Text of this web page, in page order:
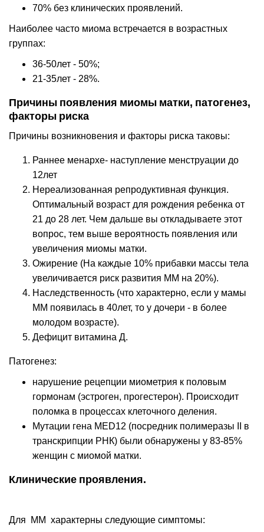
70% без клинических проявлений.
Наиболее часто миома встречается в возрастных
группах:
36-50лет - 50%;
21-35лет - 28%.
Причины появления миомы матки, патогенез,
факторы риска
Причины возникновения и факторы риска таковы:
Раннее менархе- наступление менструации до
12лет
Нереализованная репродуктивная функция.
Оптимальный возраст для рождения ребенка от
21 до 28 лет. Чем дальше вы откладываете этот
вопрос, тем выше вероятность появления или
увеличения миомы матки.
Ожирение (На каждые 10% прибавки массы тела
увеличивается риск развития ММ на 20%).
Наследственность (что характерно, если у мамы
ММ появилась в 40лет, то у дочери - в более
молодом возрасте).
Дефицит витамина Д.
Патогенез:
нарушение рецепции миометрия к половым
гормонам (эстроген, прогестерон). Происходит
поломка в процессах клеточного деления.
Мутации гена MED12 (посредник полимеразы II в
транскрипции РНК) были обнаружены у 83-85%
женщин с миомой матки.
Клинические проявления.
Для ММ характерны следующие симптомы: